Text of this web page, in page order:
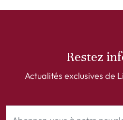
Restez
Actualités exclusives de